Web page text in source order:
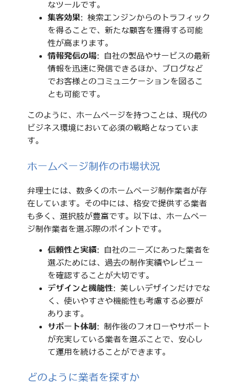
なツールです。
集客効果: 検索エンジンからのトラフィック
を得ることで、新たな顧客を獲得する可能
性が高まります。
情報発信の場: 自社の製品やサービスの最新
情報を迅速に発信できるほか、ブログなど
でお客様とのコミュニケーションを図るこ
とも可能です。
このように、ホームページを持つことは、現代の
ビジネス環境において必須の戦略となっていま
す。
ホームページ制作の市場状況
弁理士には、数多くのホームページ制作業者が存
在しています。その中には、格安で提供する業者
も多く、選択肢が豊富です。以下は、ホームペー
ジ制作業者を選ぶ際のポイントです。
信頼性と実績: 自社のニーズにあった業者を
選ぶためには、過去の制作実績やレビュー
を確認することが大切です。
デザインと機能性: 美しいデザインだけでな
く、使いやすさや機能性も考慮する必要が
あります。
サポート体制 : 制作後のフォローやサポート
が充実している業者を選ぶことで、安心し
て運用を続けることができます。
どのように業者を探すか